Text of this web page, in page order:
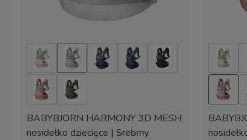
BABYBJORN HARMONY 3D MESH
nosidełko dziecięce | Srebrny